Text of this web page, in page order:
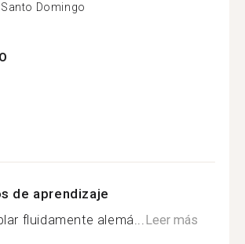
Santo Domingo
de aprendizaje
fluidamente alemá... Leer más